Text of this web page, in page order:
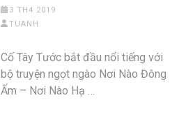
3 TH4 2019
TUANH
Cố Tây Tước bắt đầu nổi tiếng với
bộ truyện ngọt ngào Nơi Nào Đông
Ấm – Nơi Nào Hạ …